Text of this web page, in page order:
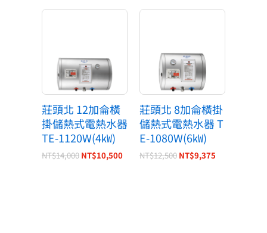
莊頭北 12加侖橫
掛儲熱式電熱水器
TE-1120W(4㎾)
NT$14,000 NT$10,500
目
NT$10,500。
莊頭北 8加侖橫掛
儲熱式電熱水器 T
E-1080W(6㎾)
NT$12,500
NT$12,500。
NT$9,375